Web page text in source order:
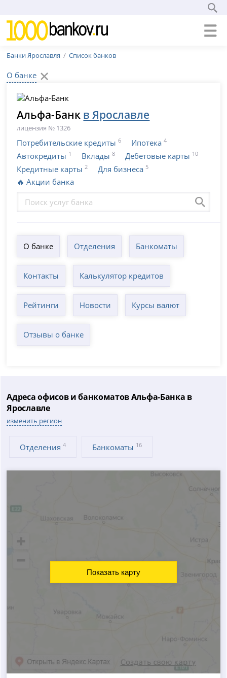
Банки Ярославля Список банков
О банке
Альфа-Банк в Ярославле
лицензия № 1326
Потребительские кредиты 6 Ипотека 4
Автокредиты 1 Вклады 8 Дебетовые карты 10
Кредитные карты 2 Для бизнеса 5
🔥 Акции банка
О банке Отделения Банкоматы
Контакты Калькулятор кредитов
Рейтинги Новости Курсы валют
Отзывы о банке
Адреса офисов и банкоматов Альфа-Банка в
Ярославле
изменить регион
Отделения4 Банкоматы 16
Показать карту